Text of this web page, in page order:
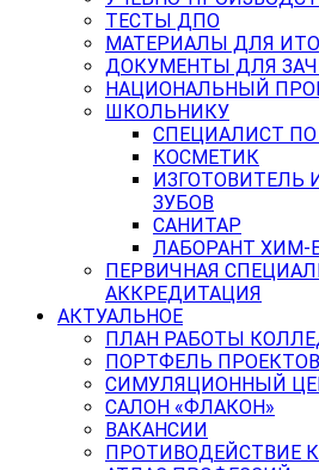
ТЕСТЫ ДПО
МАТЕРИАЛЫ ДЛЯ
ДОКУМЕНТЫ ДЛЯ
НАЦИОНАЛЬНЫЙ
ШКОЛЬНИКУ
СПЕЦИАЛИСТ
КОСМЕТИК
ИЗГОТОВИТЕЛЬ
ЗУБОВ
САНИТАР
ЛАБОРАНТ ХИМ-
ПЕРВИЧНАЯ
АККРЕДИТАЦИЯ
АКТУАЛЬНОЕ
ПЛАН РАБОТЫ
ПОРТФЕЛЬ ПРОЕКТОВ
СИМУЛЯЦИОННЫЙ
САЛОН «ФЛАКОН»
ВАКАНСИИ
ПРОТИВОДЕЙСТВИЕ